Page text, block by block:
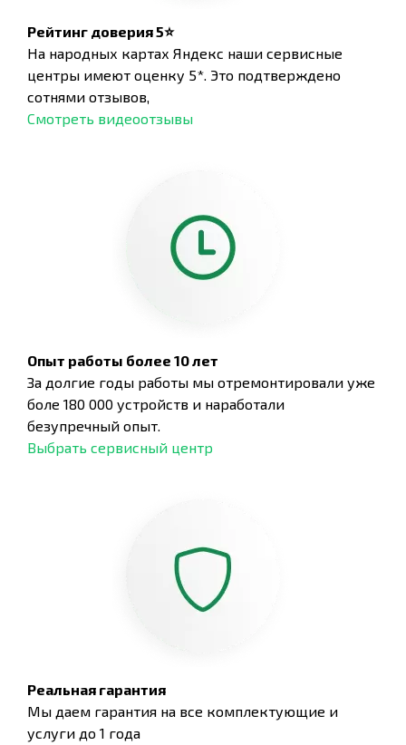
Рейтинг доверия 5⭐
На народных картах Яндекс наши сервисные
центры имеют оценку 5*. Это подтверждено
сотнями отзывов,
Смотреть видеоотзывы
Опыт работы более 10 лет
За долгие годы работы мы отремонтировали уже
боле 180 000 устройств и наработали
безупречный опыт.
Выбрать сервисный центр
Реальная гарантия
Мы даем гарантия на все комплектующие и
услуги до 1 года